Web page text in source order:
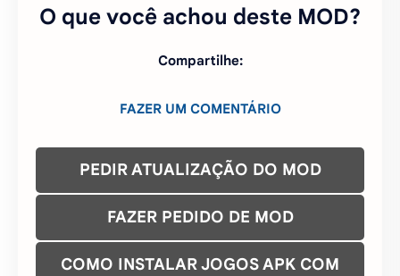
O que você achou deste MOD?
Compartilhe:
FAZER UM COMENTÁRIO
PEDIR ATUALIZAÇÃO DO MOD
FAZER PEDIDO DE MOD
COMO INSTALAR JOGOS APK COM